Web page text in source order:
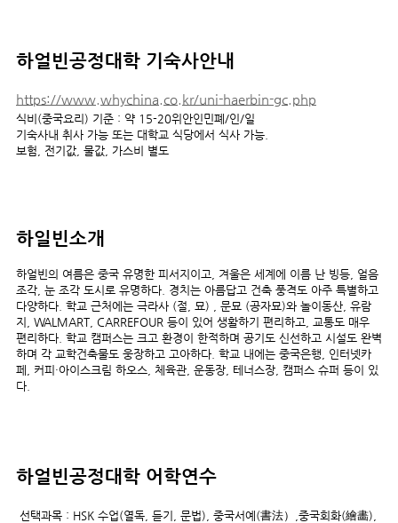
하얼빈공정대학 기숙사안내
https://www.whychina.co.kr/uni-haerbin-gc.php
식비(중국요리) 기준 : 약 15-20위안인민폐/인/일
기숙사내 취사 가능 또는 대학교 식당에서 식사 가능.
보험, 전기값, 물값, 가스비 별도
하일빈소개
하얼빈의 여름은 중국 유명한 피서지이고, 겨울은 세계에 이름 난 빙등, 얼음
조각, 눈 조각 도시로 유명하다. 경치는 아름답고 건축 풍격도 아주 특별하고
다양하다. 학교 근처에는 극라사 (절, 묘) , 문묘 (공자묘)와 놀이동산, 유람
지, WALMART, CARREFOUR 등이 있어 생활하기 편리하고, 교통도 매우
편리하다. 학교 캠퍼스는 크고 환경이 한적하며 공기도 신선하고 시설도 완벽
하며 각 교학건축물도 웅장하고 고아하다. 학교 내에는 중국은행, 인터넷카
페, 커피·아이스크림 하오스, 체육관, 운동장, 테너스장, 캠퍼스 슈퍼 등이 있
다.
하얼빈공정대학 어학연수
선택과목 : HSK 수업(열독, 듣기, 문법), 중국서예(書法）,중국회화(繪畵),